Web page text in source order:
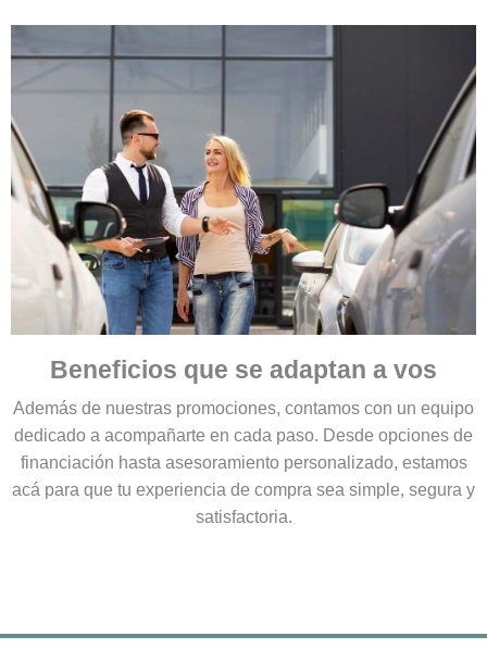
Beneficios que se adaptan a vos
Además de nuestras promociones, contamos con un equipo
dedicado a acompañarte en cada paso. Desde opciones de
financiación hasta asesoramiento personalizado, estamos
acá para que tu experiencia de compra sea simple, segura y
satisfactoria.